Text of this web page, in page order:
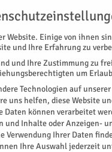
KONTAKT
PAPER KINO
Website. Einige von ihnen
und Ihre Erfahrung zu
und Ihre Zustimmung zu
um
Technologien auf
uns helfen, diese Website
Daten können verarbeitet
und Inhalte oder Anzeigen-
Verwendung Ihrer Daten
Ihre Auswahl jederzeit